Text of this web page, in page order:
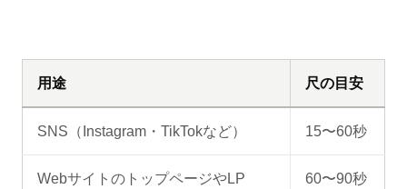
用途 尺の目安
SNS（Instagram・TikTokなど） 15〜60秒
WebサイトのトップページやLP 60〜90秒